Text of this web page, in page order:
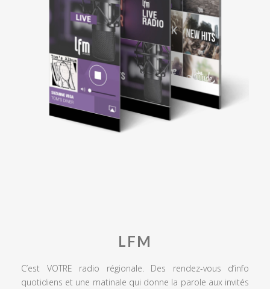
LFM
C’est VOTRE radio régionale. Des rendez-vous d’info
quotidiens et une matinale qui donne la parole aux invités